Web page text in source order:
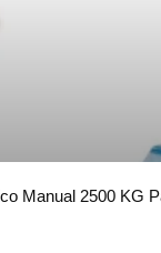
Manual 2500 KG